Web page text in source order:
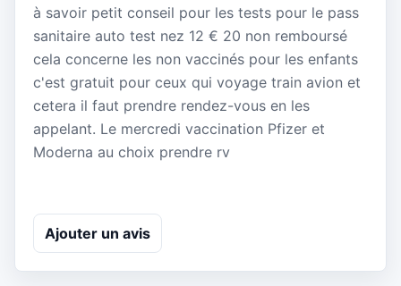
à savoir petit conseil pour les tests pour le pass
sanitaire auto test nez 12 € 20 non remboursé
cela concerne les non vaccinés pour les enfants
c'est gratuit pour ceux qui voyage train avion et
cetera il faut prendre rendez-vous en les
appelant. Le mercredi vaccination Pfizer et
Moderna au choix prendre rv
Ajouter un avis